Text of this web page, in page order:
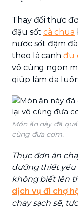
Thay đổi thực
đậu sốt cà chua
nước sốt đậm
theo là canh đu
vô cùng ngon
giúp làm da
Món ăn này đã
cùng đưa cơm.
Thực đơn ăn
dưỡng thiết yếu
không biết lên
dịch vụ đi chợ
chay sạch sẽ,